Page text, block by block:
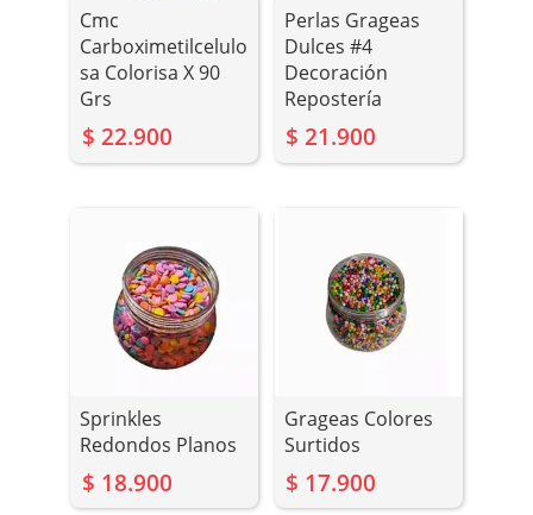
Cmc
Carboximetilcelulo
sa Colorisa X 90
Grs
$ 22.900
Perlas Grageas
Dulces #4
Decoración
Repostería
$ 21.900
Sprinkles
Redondos Planos
$ 18.900
Grageas Colores
Surtidos
$ 17.900